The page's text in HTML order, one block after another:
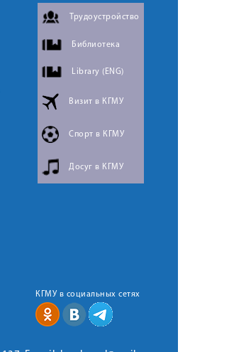
Трудоустройство
Библиотека
Library (ENG)
Визит в КГМУ
Спорт в КГМУ
Досуг в КГМУ
КГМУ в социальных сетях